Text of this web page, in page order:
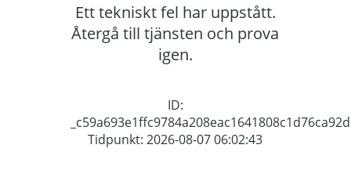
Ett tekniskt fel har uppstått.
Återgå till tjänsten och prova
igen.
ID:
_c59a693e1ffc9784a208eac1641808c1d76ca92d
Tidpunkt: 2026-08-07 06:02:43